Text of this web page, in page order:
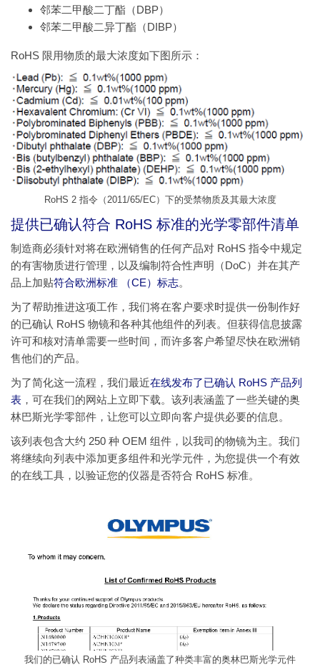
邻苯二甲酸二丁酯（DBP）
邻苯二甲酸二异丁酯（DIBP）
RoHS 限用物质的最大浓度如下图所示：
RoHS 2 指令（2011/65/EC）下的受禁物质及其最大浓度
提供已确认符合 RoHS 标准的光学零部件清单
制造商必须针对将在欧洲销售的任何产品对 RoHS 指令中规定
的有害物质进行管理，以及编制符合性声明（DoC）并在其产
品上加贴符合欧洲标准 （CE）标志。
为了帮助推进这项工作，我们将在客户要求时提供一份制作好
的已确认 RoHS 物镜和各种其他组件的列表。但获得信息披露
许可和核对清单需要一些时间，而许多客户希望尽快在欧洲销
售他们的产品。
为了简化这一流程，我们最近在线发布了已确认 RoHS 产品列
表 ，可在我们的网站上立即下载。该列表涵盖了一些关键的奥
林巴斯光学零部件，让您可以立即向客户提供必要的信息。
该列表包含大约 250 种 OEM 组件，以我司的物镜为主。我们
将继续向列表中添加更多组件和光学元件，为您提供一个有效
的在线工具，以验证您的仪器是否符合 RoHS 标准。
我们的已确认 RoHS 产品列表涵盖了种类丰富的奥林巴斯光学元件